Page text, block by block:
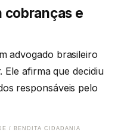
cobranças e
advogado brasileiro
afirma que decidiu
responsáveis pelo
/ BENDITA CIDADANIA